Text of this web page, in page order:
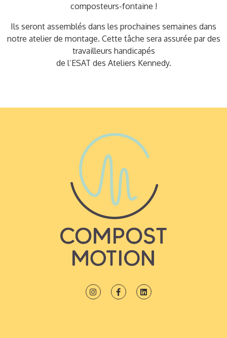
composteurs-fontaine !
Ils seront assemblés dans les prochaines semaines dans
notre atelier de montage. Cette tâche sera assurée par des
travailleurs handicapés
de l’ESAT des Ateliers Kennedy.